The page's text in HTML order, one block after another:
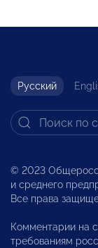
Русский
© 2023
и среднего
Все права
Комментарии на
требованиям